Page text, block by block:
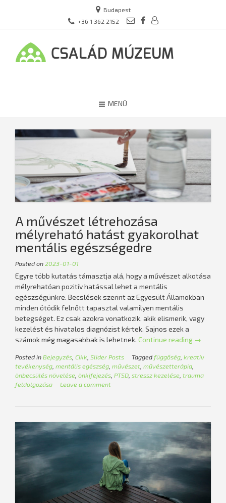
Budapest
+36 1 362 2152
MENÜ
A művészet létrehozása
mélyreható hatást gyakorolhat
mentális egészségedre
Posted on2023-01-01
Egyre több kutatás támasztja alá, hogy a művészet alkotása
mélyrehatóan pozitív hatással lehet a mentális
egészségünkre. Becslések szerint az Egyesült Államokban
minden ötödik felnőtt tapasztal valamilyen mentális
betegséget. Ez csak azokra vonatkozik, akik elismerik, vagy
kezelést és hivatalos diagnózist kértek. Sajnos ezek a
számok még magasabbak is lehetnek. Continue reading „A
→
Posted inBejegyzés Cikk Slider Posts Taggedfüggőség kreatív
tevékenység mentális egészség művészet művészetterápia
önbecsülés növelése önkifejezés PTSD stressz kezelése trauma
feldolgozása
Leave a comment